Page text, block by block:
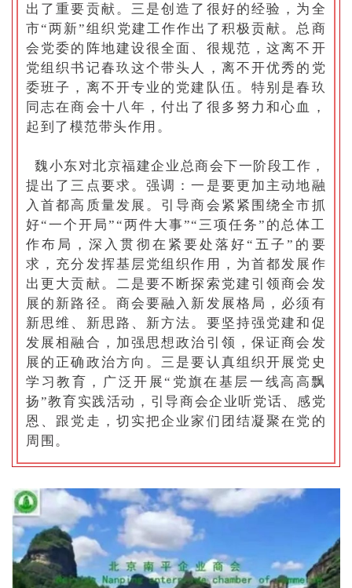
出了重要贡献。三是创造了很好的经验，为全
市“两新”组织党建工作作出了积极贡献。总商
会党委的阵地建设很全面、很规范，这离不开
党组织书记春玖这个带头人，离不开优秀的党
委班子，离不开专业的党建队伍。特别是春玖
同志在商会十八年，付出了很多努力和心血，
起到了模范带头作用。
魏小东对北京福建企业总商会下一阶段工作，
提出了三点要求。强调：一是要更加主动地融
入首都高质量发展。引导商会紧紧围绕全市抓
好“一个开局”“两件大事”“三项任务”的总体工
作布局，深入贯彻在紧要处落好“五子”的要
求，充分发挥基层党组织作用，为首都发展作
出更大贡献。二是要不断探索党建引领商会发
展的新路径。商会要融入新发展格局，必须有
新思维、新思路、新方法。要坚持强党建和促
发展相融合，加强思想政治引领，保证商会发
展的正确政治方向。三是要认真组织开展党史
学习教育，广泛开展“党旗在基层一线高高飘
扬”教育实践活动，引导商会企业听党话、感党
恩、跟党走，切实把企业家们团结凝聚在党的
周围。